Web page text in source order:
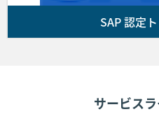
■第5条 (コースの開催)
が指定した会場にてコース
SAP 認定
サービス